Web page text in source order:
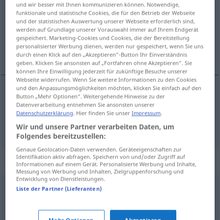
Übersicht aller Übersetzungen
(Für mehr Details die Übersetzung anklicken/antippen)
dodati , priznati
dodati (-avati) zugebenhinzufügen
priznati(-avati) zugebengestehen
Synonyme für "zugeben"
dazugeben
und wir besser mit Ihnen kommunizieren können. Notwendige,
funktionale und statistische Cookies, die für den Betrieb der Webseite
und der statistischen Auswertung unserer Webseite erforderlich sind,
werden auf Grundlage unserer Vorauswahl immer auf Ihrem Endgerät
gespeichert. Marketing-Cookies und Cookies, die der Bereitstellung
personalisierter Werbung dienen, werden nur gespeichert, wenn Sie uns
durch einen Klick auf den „Akzeptieren“-Button Ihr Einverständnis
geben. Klicken Sie ansonsten auf „Fortfahren ohne Akzeptieren“. Sie
können Ihre Einwilligung jederzeit für zukünftige Besuche unserer
Webseite widerrufen. Wenn Sie weitere Informationen zu den Cookies
und den Anpassungsmöglichkeiten möchten, klicken Sie einfach auf den
Button „Mehr Optionen“. Weitergehende Hinweise zu der
Datenverarbeitung entnehmen Sie ansonsten unserer
Datenschutzerklärung. Hier finden Sie unserImpressum.
Wir und unsere Partner verarbeiten Daten, um
Folgendes bereitzustellen:
Genaue Geolocation-Daten verwenden. Geräteeigenschaften zur
Identifikation aktiv abfragen. Speichern von und/oder Zugriff auf
Informationen auf einem Gerät. Personalisierte Werbung und Inhalte,
Messung von Werbung und Inhalten, Zielgruppenforschung und
Entwicklung von Dienstleistungen.
Liste der Partner (Lieferanten)